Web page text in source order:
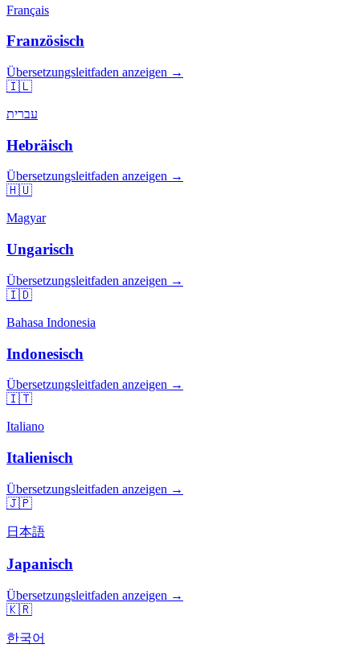
Français
Französisch
Übersetzungsleitfaden anzeigen →
🇮🇱
עברית
Hebräisch
Übersetzungsleitfaden anzeigen →
🇭🇺
Magyar
Ungarisch
Übersetzungsleitfaden anzeigen →
🇮🇩
Bahasa Indonesia
Indonesisch
Übersetzungsleitfaden anzeigen →
🇮🇹
Italiano
Italienisch
Übersetzungsleitfaden anzeigen →
🇯🇵
日本語
Japanisch
Übersetzungsleitfaden anzeigen →
🇰🇷
한국어